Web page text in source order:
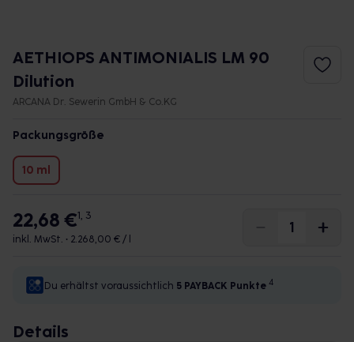
AETHIOPS ANTIMONIALIS LM 90
Dilution
ARCANA Dr. Sewerin GmbH & Co.KG
Packungsgröße
10 ml
22,68 €1, 3
inkl. MwSt. • 2.268,00 € / l
Du erhältst voraussichtlich 5 PAYBACK Punkte 4
Details